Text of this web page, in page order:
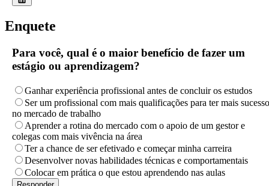
Enquete
Para você, qual é o maior benefício de fazer um
estágio ou aprendizagem?
Ganhar experiência profissional antes de concluir os estudos
Ser um profissional com mais qualificações para ter mais sucesso
no mercado de trabalho
Aprender a rotina do mercado com o apoio de um gestor e
colegas com mais vivência na área
Ter a chance de ser efetivado e começar minha carreira
Desenvolver novas habilidades técnicas e comportamentais
Colocar em prática o que estou aprendendo nas aulas